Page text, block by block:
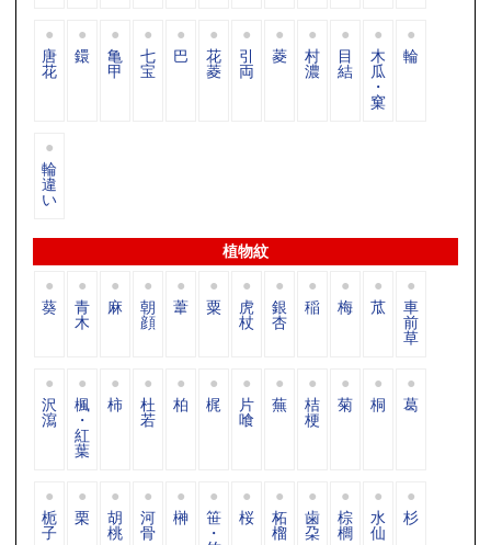
唐
花
鐶 亀
甲
七
宝
巴 花
菱
引
両
菱 村
濃
目
結
木
瓜
・
窠
輪
輪
違
い
植物紋
葵 青
木
麻 朝
顔
葦 粟 虎
杖
銀
杏
稲 梅 苽 車
前
草
沢
瀉
楓
・
紅
葉
柿 杜
若
柏 梶 片
喰
蕪 桔
梗
菊 桐 葛
栀
子
栗 胡
桃
河
骨
榊 笹
・
桜 柘
榴
歯
朶
棕
櫚
水
仙
杉